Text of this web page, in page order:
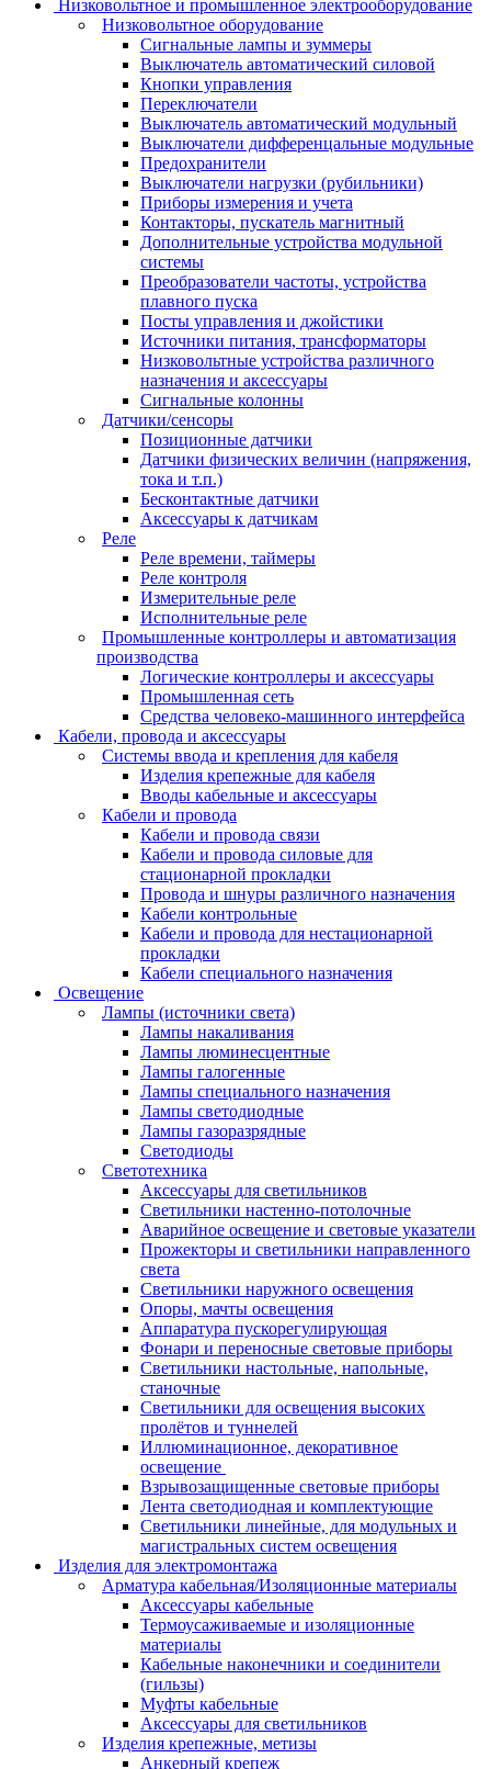
Низковольтное и промышленное электрооборудование
Низковольтное оборудование
Сигнальные лампы и зуммеры
Выключатель автоматический силовой
Кнопки управления
Переключатели
Выключатель автоматический модульный
Выключатели дифференцальные модульные
Предохранители
Выключатели нагрузки (рубильники)
Приборы измерения и учета
Контакторы, пускатель магнитный
Дополнительные устройства модульной
системы
Преобразователи частоты, устройства
плавного пуска
Посты управления и джойстики
Источники питания, трансформаторы
Низковольтные устройства различного
назначения и аксессуары
Сигнальные колонны
Датчики/сенсоры
Позиционные датчики
Датчики физических величин (напряжения,
тока и т.п.)
Бесконтактные датчики
Аксессуары к датчикам
Реле
Реле времени, таймеры
Реле контроля
Измерительные реле
Исполнительные реле
Промышленные контроллеры и автоматизация
производства
Логические контроллеры и аксессуары
Промышленная сеть
Средства человеко-машинного интерфейса
Кабели, провода и аксессуары
Системы ввода и крепления для кабеля
Изделия крепежные для кабеля
Вводы кабельные и аксессуары
Кабели и провода
Кабели и провода связи
Кабели и провода силовые для
стационарной прокладки
Провода и шнуры различного назначения
Кабели контрольные
Кабели и провода для нестационарной
прокладки
Кабели специального назначения
Освещение
Лампы (источники света)
Лампы накаливания
Лампы люминесцентные
Лампы галогенные
Лампы специального назначения
Лампы светодиодные
Лампы газоразрядные
Светодиоды
Светотехника
Аксессуары для светильников
Светильники настенно-потолочные
Аварийное освещение и световые указатели
Прожекторы и светильники направленного
света
Светильники наружного освещения
Опоры, мачты освещения
Аппаратура пускорегулирующая
Фонари и переносные световые приборы
Светильники настольные, напольные,
станочные
Светильники для освещения высоких
пролётов и туннелей
Иллюминационное, декоративное
освещение
Взрывозащищенные световые приборы
Лента светодиодная и комплектующие
Светильники линейные, для модульных и
магистральных систем освещения
Изделия для электромонтажа
Арматура кабельная/Изоляционные материалы
Аксессуары кабельные
Термоусаживаемые и изоляционные
материалы
Кабельные наконечники и соединители
(гильзы)
Муфты кабельные
Аксессуары для светильников
Изделия крепежные, метизы
Анкерный крепеж